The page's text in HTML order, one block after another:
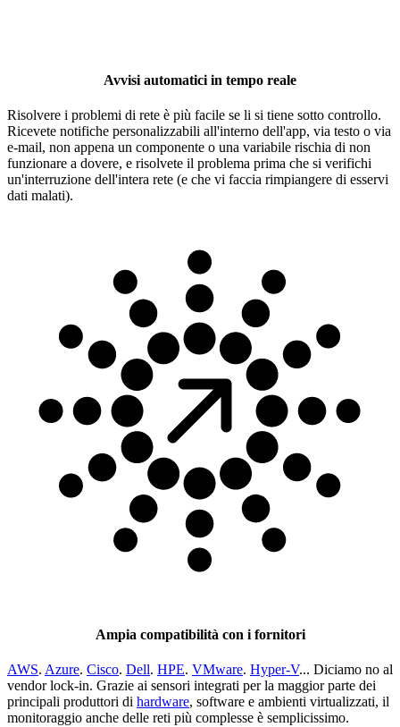
Avvisi automatici in tempo reale
Risolvere i problemi di rete è più facile se li si tiene sotto controllo.
Ricevete notifiche personalizzabili all'interno dell'app, via testo o via
e-mail, non appena un componente o una variabile rischia di non
funzionare a dovere, e risolvete il problema prima che si verifichi
un'interruzione dell'intera rete (e che vi faccia rimpiangere di esservi
dati malati).
Ampia compatibilità con i fornitori
AWS. Azure. Cisco. Dell. HPE. VMware. Hyper-V... Diciamo no al
vendor lock-in. Grazie ai sensori integrati per la maggior parte dei
principali produttori di hardware, software e ambienti virtualizzati, il
monitoraggio anche delle reti più complesse è semplicissimo.